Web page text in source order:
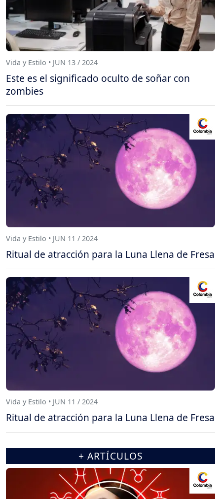
Vida y Estilo • JUN 13 / 2024
Este es el significado oculto de soñar con
zombies
Vida y Estilo • JUN 11 / 2024
Ritual de atracción para la Luna Llena de Fresa
Vida y Estilo • JUN 11 / 2024
Ritual de atracción para la Luna Llena de Fresa
+ ARTÍCULOS